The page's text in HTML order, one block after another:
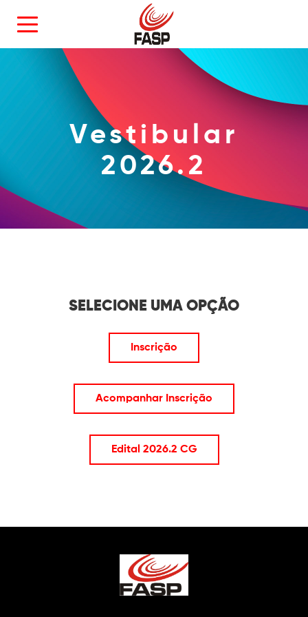
Vestibular
2026.2
SELECIONE UMA OPÇÃO
Inscrição
Acompanhar Inscrição
Edital 2026.2 CG